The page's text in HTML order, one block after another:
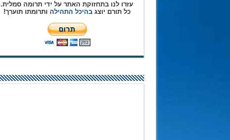
עזרו לנו בתחזוקת האתר על ידי תרומה סמלית.
כל תורם יוצגבהיכל התהילה ותרומתו תוערך!